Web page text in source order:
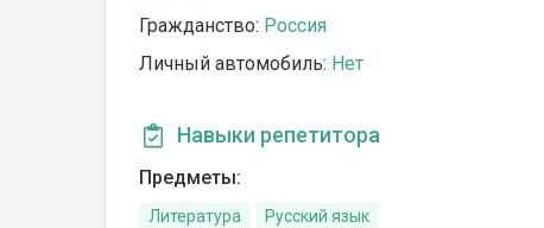
Гражданство: Россия
Личный автомобиль: Нет
Навыки репетитора
Предметы:
Литература Русский язык